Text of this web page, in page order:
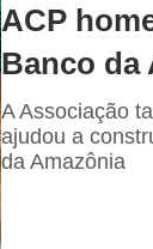
ACP
Banco da
A Associação
ajudou a
da Amazônia